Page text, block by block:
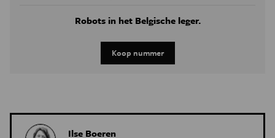
Robots in het Belgische leger.
Koop nummer
Ilse Boeren